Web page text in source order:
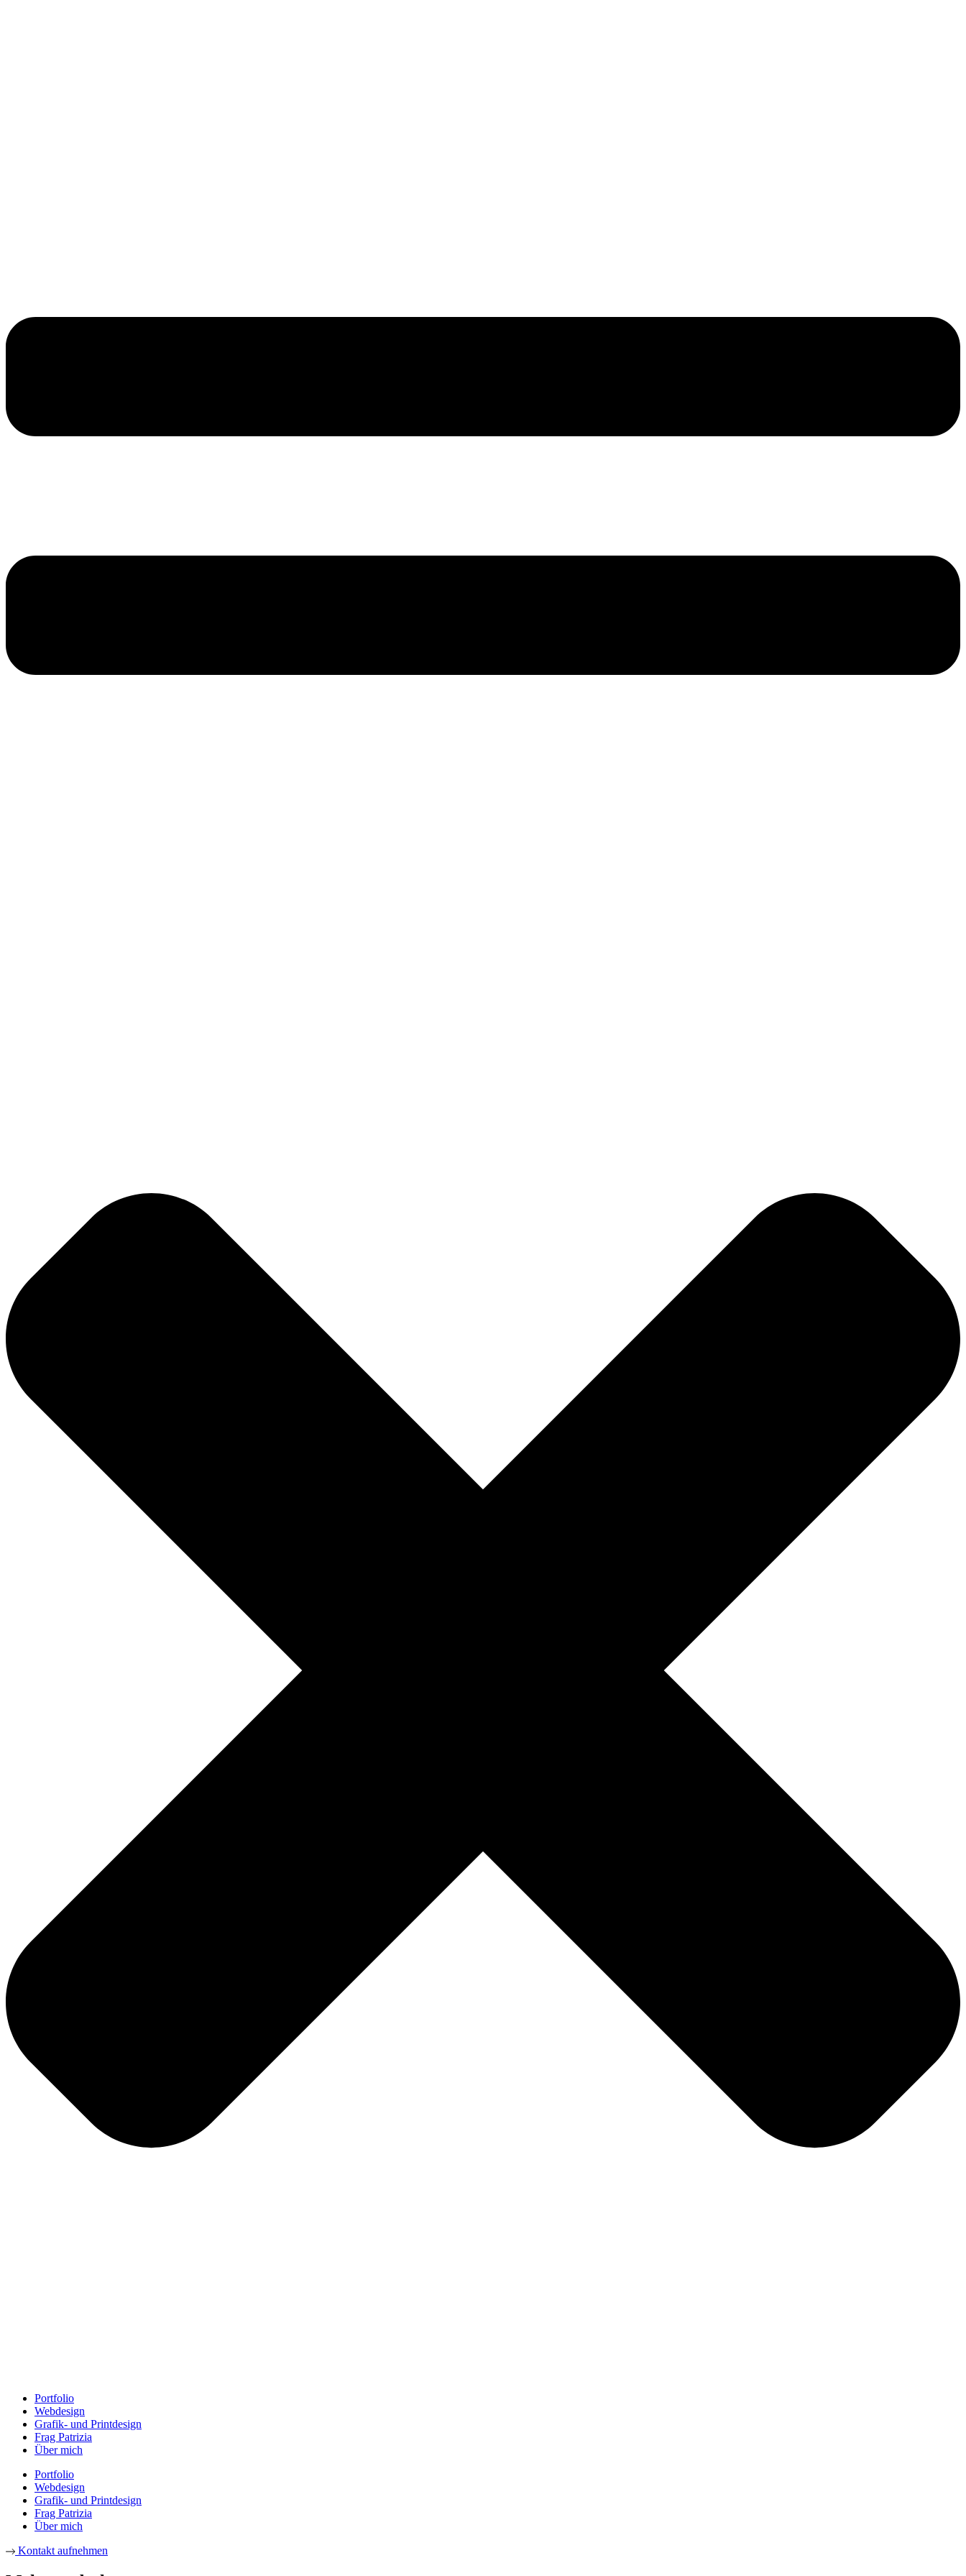
Portfolio
Webdesign
Grafik- und Printdesign
Frag Patrizia
Über mich
Portfolio
Webdesign
Grafik- und Printdesign
Frag Patrizia
Über mich
Kontakt aufnehmen